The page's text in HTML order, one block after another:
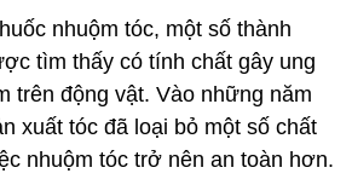
nhuộm tóc, một số thành
tìm thấy có tính chất gây ung
trên động vật. Vào những năm
xuất tóc đã loại bỏ một số chất
nhuộm tóc trở nên an toàn hơn.